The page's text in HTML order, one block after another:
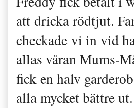
att dricka rödtjut.
checkade vi in vid
allas våran Mums-
fick en halv
alla mycket bättre